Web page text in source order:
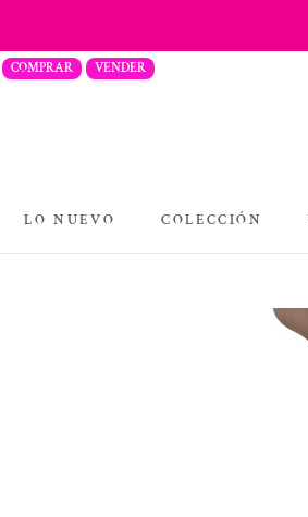
contenido
COMPRAR VENDER
LO NUEVO
COLECCIÓN